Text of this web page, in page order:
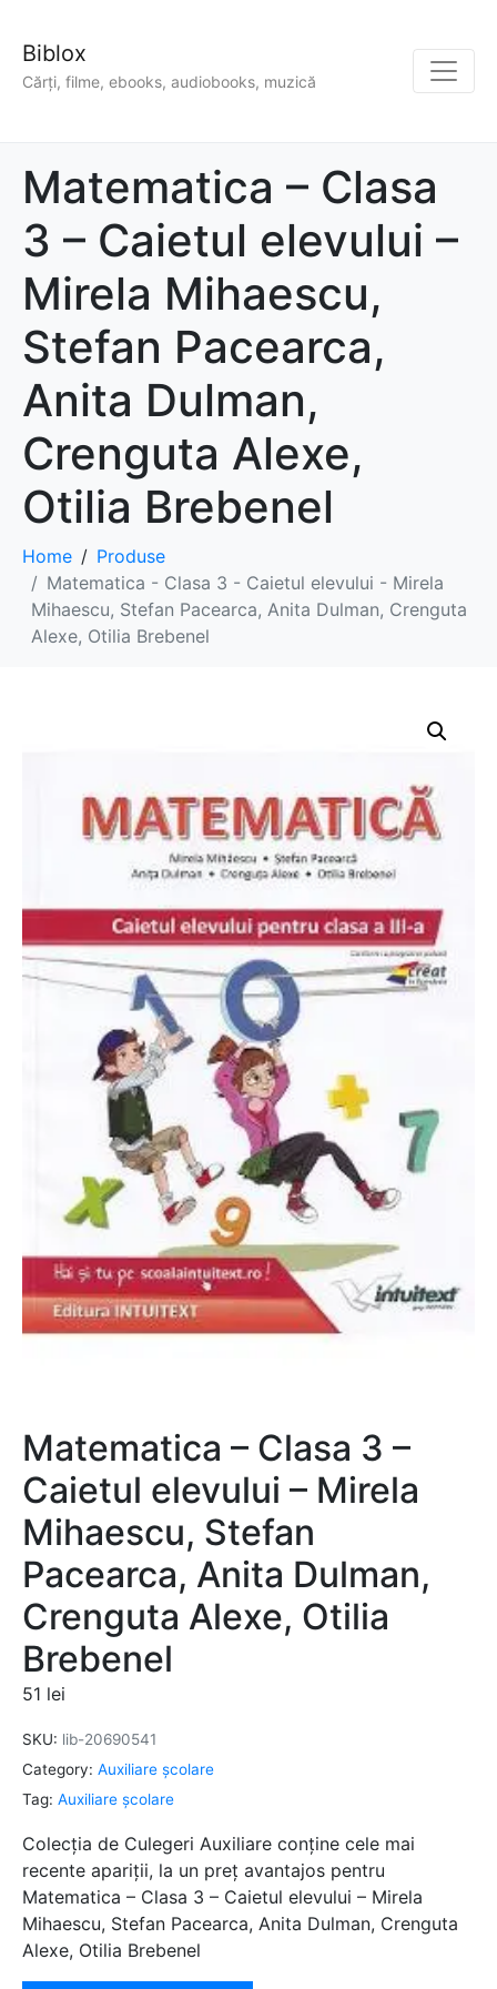
Biblox
Cărți, filme, ebooks, audiobooks, muzică
Matematica – Clasa
3 – Caietul elevului –
Mirela Mihaescu,
Stefan Pacearca,
Anita Dulman,
Crenguta Alexe,
Otilia Brebenel
Home
Produse
Matematica - Clasa 3 - Caietul elevului - Mirela
Mihaescu, Stefan Pacearca, Anita Dulman, Crenguta
Alexe, Otilia Brebenel
Matematica – Clasa 3 –
Caietul elevului – Mirela
Mihaescu, Stefan
Pacearca, Anita Dulman,
Crenguta Alexe, Otilia
Brebenel
51 lei
SKU: lib-20690541
Category: Auxiliare şcolare
Tag: Auxiliare şcolare
Colecția de Culegeri Auxiliare conține cele mai
recente apariții, la un preț avantajos pentru
Matematica – Clasa 3 – Caietul elevului – Mirela
Mihaescu, Stefan Pacearca, Anita Dulman, Crenguta
Alexe, Otilia Brebenel